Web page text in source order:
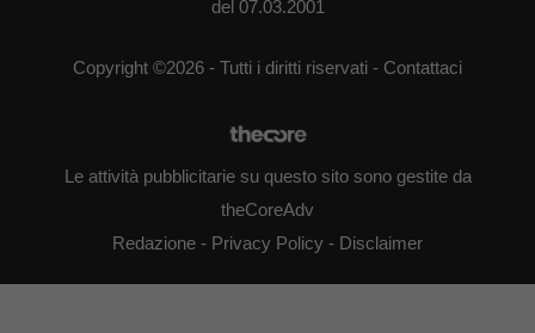
del 07.03.2001
Copyright ©2026 - Tutti i diritti riservati - Contattaci
Le attività pubblicitarie su questo sito sono gestite da
theCoreAdv
Redazione - Privacy Policy - Disclaimer